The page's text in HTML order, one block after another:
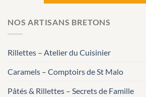
NOS ARTISANS BRETONS
Rillettes – Atelier du Cuisinier
Caramels – Comptoirs de St Malo
Pâtés & Rillettes – Secrets de Famille